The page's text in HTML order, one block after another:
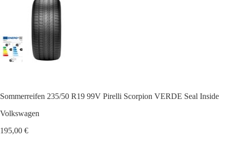
Sommerreifen 235/50 R19 99V Pirelli Scorpion VERDE Seal Inside
Volkswagen
195,00 €